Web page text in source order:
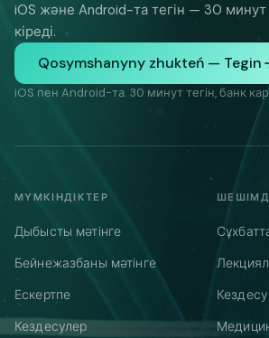
iOS және Android-та тегін — 30
кіреді.
Qosymshanyny zhukteń — Tegin
iOS пен Android-та. 30 минут тегін, банк
МҮМКІНДІКТЕР
Дыбысты мәтінге
Бейнежазбаны мәтінге
Ескертпе
Кездесулер